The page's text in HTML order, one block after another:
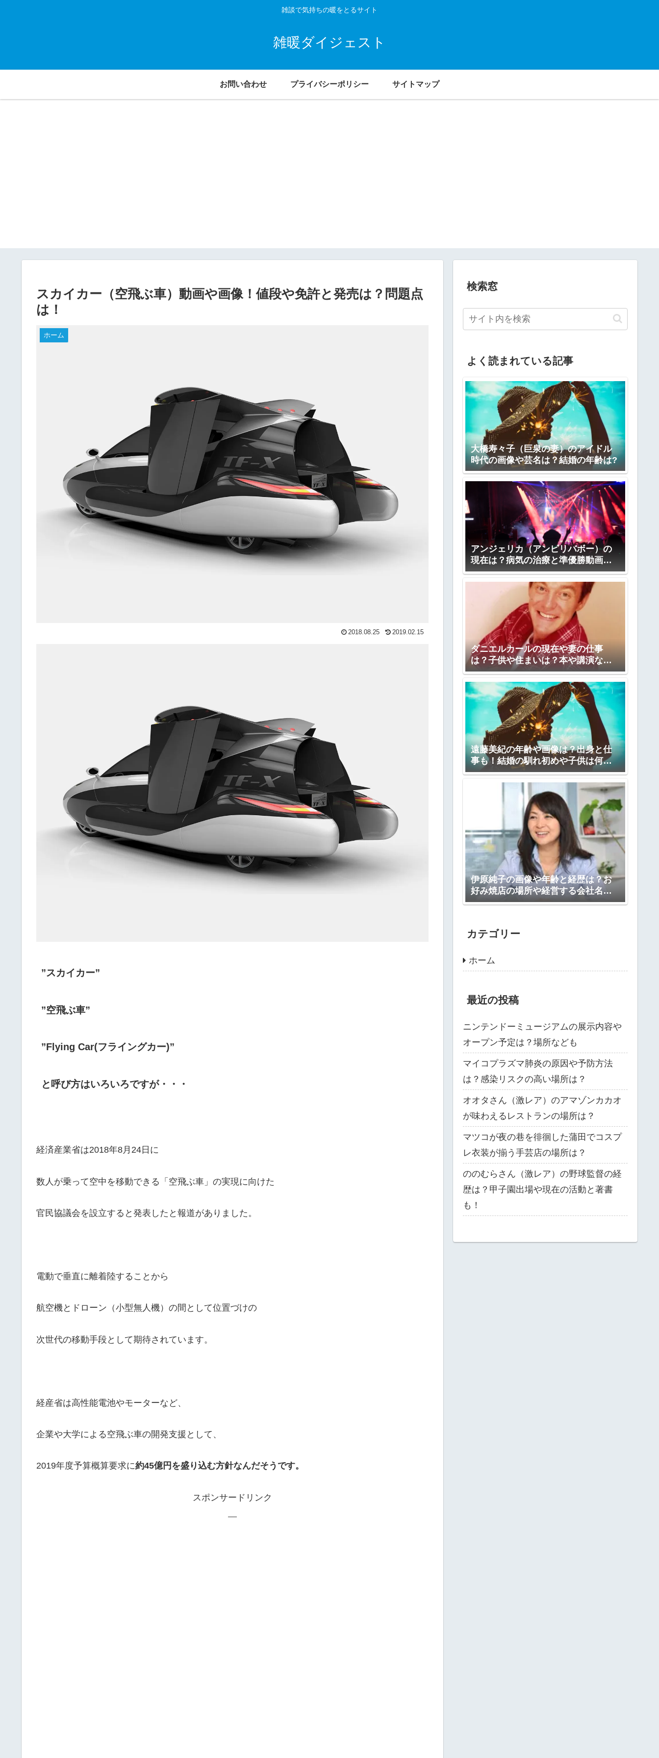
雑談で気持ちの暖をとるサイト
雑暖ダイジェスト
お問い合わせ プライバシーポリシー サイトマップ
スカイカー（空飛ぶ車）動画や画像！値段や免許と発売は？問題点
は！
ホーム
2018.08.25 2019.02.15
”スカイカー”
”空飛ぶ車”
”Flying Car(フライングカー)”
と呼び方はいろいろですが・・・
経済産業省は2018年8月24日に
数人が乗って空中を移動できる「空飛ぶ車」の実現に向けた
官民協議会を設立すると発表したと報道がありました。
電動で垂直に離着陸することから
航空機とドローン（小型無人機）の間として位置づけの
次世代の移動手段として期待されています。
経産省は高性能電池やモーターなど、
企業や大学による空飛ぶ車の開発支援として、
2019年度予算概算要求に約45億円を盛り込む方針なんだそうです。
スポンサードリンク
検索窓
よく読まれている記事
大橋寿々子（巨泉の妻）のアイドル
時代の画像や芸名は？結婚の年齢は?
アンジェリカ（アンビリバボー）の
現在は？病気の治療と準優勝動画
も！
ダニエルカールの現在や妻の仕事
は？子供や住まいは？本や講演など
も！
遠藤美紀の年齢や画像は？出身と仕
事も！結婚の馴れ初めや子供は何
人？
伊原純子の画像や年齢と経歴は？お
好み焼店の場所や経営する会社名
は？
カテゴリー
ホーム
最近の投稿
ニンテンドーミュージアムの展示内容や
オープン予定は？場所なども
マイコプラズマ肺炎の原因や予防方法
は？感染リスクの高い場所は？
オオタさん（激レア）のアマゾンカカオ
が味わえるレストランの場所は？
マツコが夜の巷を徘徊した蒲田でコスプ
レ衣装が揃う手芸店の場所は？
ののむらさん（激レア）の野球監督の経
歴は？甲子園出場や現在の活動と著書
も！